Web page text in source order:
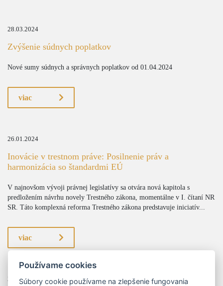
28.03.2024
Zvýšenie súdnych poplatkov
Nové sumy súdnych a správnych poplatkov od 01.04.2024
viac
26.01.2024
Inovácie v trestnom práve: Posilnenie práv a
harmonizácia so štandardmi EÚ
V najnovšom vývoji právnej legislatívy sa otvára nová kapitola s
predložením návrhu novely Trestného zákona, momentálne v I. čítaní NR
SR. Táto komplexná reforma Trestného zákona predstavuje iniciatív...
viac
29.11.2023 Mgr. Peter Marenčák
Používame cookies
Súbory cookie používame na zlepšenie fungovania